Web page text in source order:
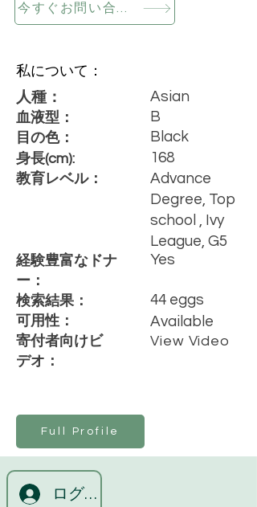
私について：
人種：
血液型：
目の色：
身長(cm):
教育レベル：
経験豊富なドナ
ー：
検索結果：
可用性：
寄付者向けビ
デオ：
Asian
B
Black
168
Advance
Degree, Top
school , Ivy
League, G5
Yes
44 eggs
Available
View Video
Full Profile
ログイン